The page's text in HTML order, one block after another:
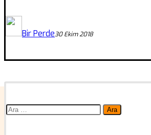
Bir Perde30 Ekim 2018
Arama: